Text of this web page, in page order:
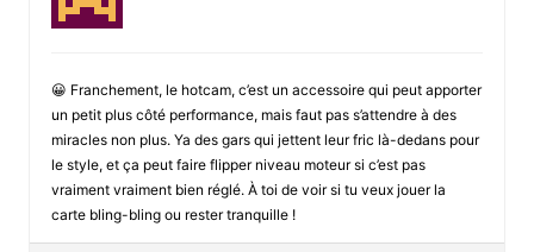
😀 Franchement, le hotcam, c’est un accessoire qui peut apporter
un petit plus côté performance, mais faut pas s’attendre à des
miracles non plus. Ya des gars qui jettent leur fric là-dedans pour
le style, et ça peut faire flipper niveau moteur si c’est pas
vraiment vraiment bien réglé. À toi de voir si tu veux jouer la
carte bling-bling ou rester tranquille !